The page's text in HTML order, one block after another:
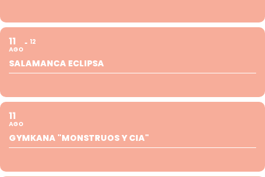
11
AGO
12
SALAMANCA ECLIPSA
11
AGO
GYMKANA "MONSTRUOS Y CIA"